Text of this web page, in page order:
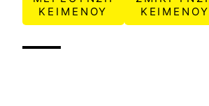
ΚΕΙΜΕΝΟΥ
ΚΕΙΜΕΝΟΥ